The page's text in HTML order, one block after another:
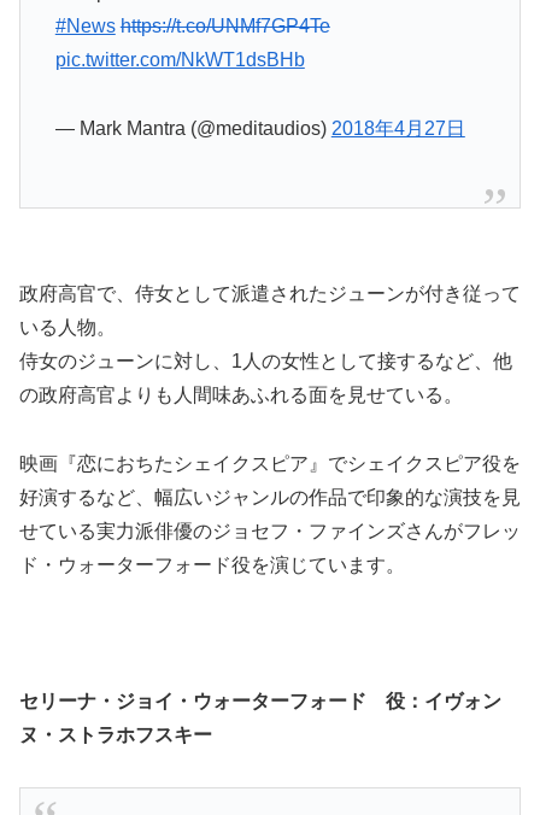
#News https://t.co/UNMf7GP4Te
pic.twitter.com/NkWT1dsBHb
— Mark Mantra (@meditaudios) 2018年4月27日
政府高官で、侍女として派遣されたジューンが付き従って
いる人物。
侍女のジューンに対し、1人の女性として接するなど、他
の政府高官よりも人間味あふれる面を見せている。
映画『恋におちたシェイクスピア』でシェイクスピア役を
好演するなど、幅広いジャンルの作品で印象的な演技を見
せている実力派俳優のジョセフ・ファインズさんがフレッ
ド・ウォーターフォード役を演じています。
セリーナ・ジョイ・ウォーターフォード 役： イヴォン
ヌ・ストラホフスキー